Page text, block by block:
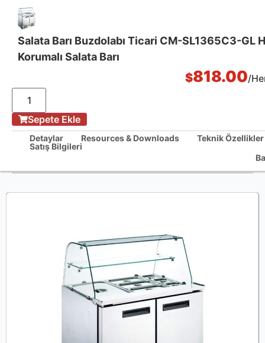
Ev
/
Salata Barı Buzdolabı Ticari CM-SL1365C3-GL Hapşırma Korumalı
Salata Barı Buzdolabı Ticari CM-SL1365C3-GL
Korumalı Salata Barı
$818.00/
Sepete Ekle
Detaylar Resources & Downloads
Teknik Özellikler
Satış Bilgileri